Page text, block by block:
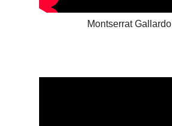
Montserrat Gallardo